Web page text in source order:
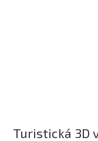
Turistická 3D